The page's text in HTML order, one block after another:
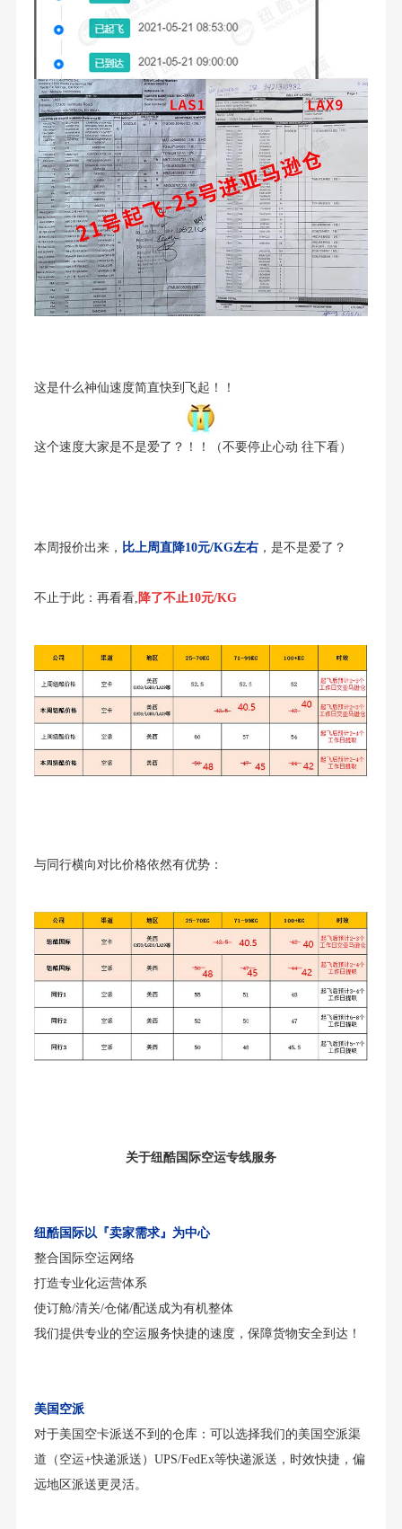
这是什么神仙速度简直快到飞起！！
这个速度大家是不是爱了？！！（不要停止心动 往下看）
本周报价出来， 比上周直降10元/KG左右，是不是爱了？
不止于此：再看看, 降了不止10元/KG
与同行横向对比价格依然有优势：
关于纽酷国际空运专线服务
纽酷国际以『卖家需求』为中心
整合国际空运网络
打造专业化运营体系
使订舱/清关/仓储/配送成为有机整体
我们提供专业的空运服务快捷的速度，保障货物安全到达！
美国空派
对于美国空卡派送不到的仓库：可以选择我们的美国空派渠
道（空运+快递派送）UPS/FedEx等快递派送，时效快捷，偏
远地区派送更灵活。